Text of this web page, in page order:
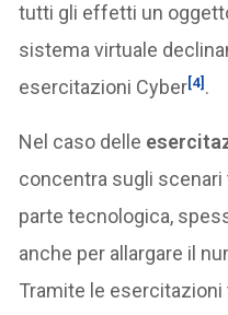
tutti gli effetti un
sistema virtuale
esercitazioni Cyber[4] .
Nel caso delle
concentra sugli
parte tecnologica,
anche per allargare il
Tramite le